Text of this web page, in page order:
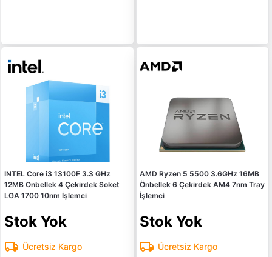
INTEL Core i3 13100F 3.3 GHz
12MB Onbellek 4 Çekirdek Soket
LGA 1700 10nm İşlemci
Stok Yok
Ücretsiz Kargo
AMD Ryzen 5 5500 3.6GHz 16MB
Önbellek 6 Çekirdek AM4 7nm Tray
İşlemci
Stok Yok
Ücretsiz Kargo